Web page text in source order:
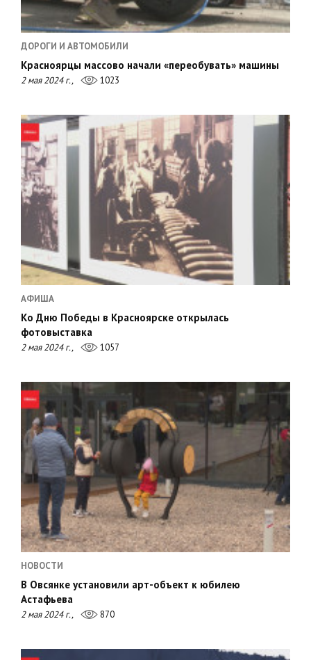
ДОРОГИ И АВТОМОБИЛИ
Красноярцы массово начали «переобувать» машины
2 мая 2024 г., 1023
АФИША
Ко Дню Победы в Красноярске открылась
фотовыставка
2 мая 2024 г., 1057
НОВОСТИ
В Овсянке установили арт-объект к юбилею
Астафьева
2 мая 2024 г., 870